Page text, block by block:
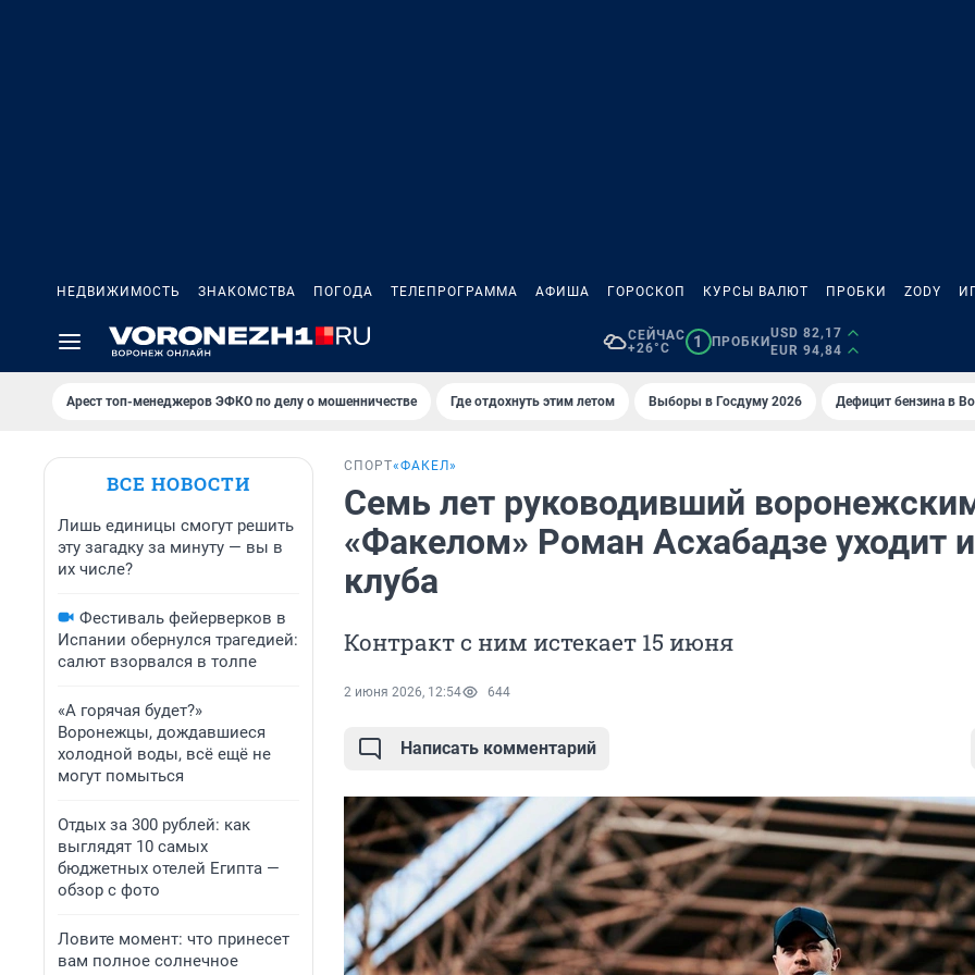
НЕДВИЖИМОСТЬ ЗНАКОМСТВА ПОГОДА ТЕЛЕПРОГРАММА АФИША ГОРОСКОП КУРСЫ ВАЛЮТ ПРОБКИ ZODY
СЕЙЧАС
+26°C
1 ПРОБКИ
USD 82,17
EUR 94,84
Арест топ-менеджеров ЭФКО по делу о мошенничестве Где отдохнуть этим летом Выборы в Госдуму 2026 Дефицит бензина в
ВСЕ НОВОСТИ
Лишь единицы смогут решить
эту загадку за минуту — вы в
их числе?
Фестиваль фейерверков в
Испании обернулся трагедией:
салют взорвался в толпе
«А горячая будет?»
Воронежцы, дождавшиеся
холодной воды, всё ещё не
могут помыться
Отдых за 300 рублей: как
выглядят 10 самых
бюджетных отелей Египта —
обзор с фото
Ловите момент: что принесет
вам полное солнечное
СПОРТ«ФАКЕЛ»
Семь лет руководивший
«Факелом» Роман Асхабадзе уходит
клуба
Контракт с ним истекает 15 июня
2 июня 2026, 12:54 644
Написать комментарий